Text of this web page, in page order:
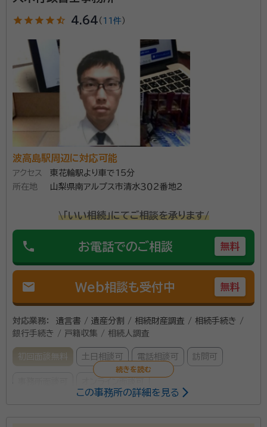
竪堀駅 入山瀬駅 富士根駅
富士宮駅 沼久保駅
稲子駅
star star star star star_half 4.64 （ 11件 ）
波高島駅周辺に対応可能
アクセス
東花輪駅より車で15分
所在地
山梨県南アルプス市清水３０２番地２
\「いい相続」にてご相談を承ります/
phone お電話でのご相談 無料
mail Web相談も受付中 無料
対応業務：
遺言書 / 遺産分割 / 相続財産調査 / 相続手続き /
銀行手続き / 戸籍収集 / 相続人調査
初回面談無料 土日相談可 電話相談可 訪問可
この事務所の詳細を見る